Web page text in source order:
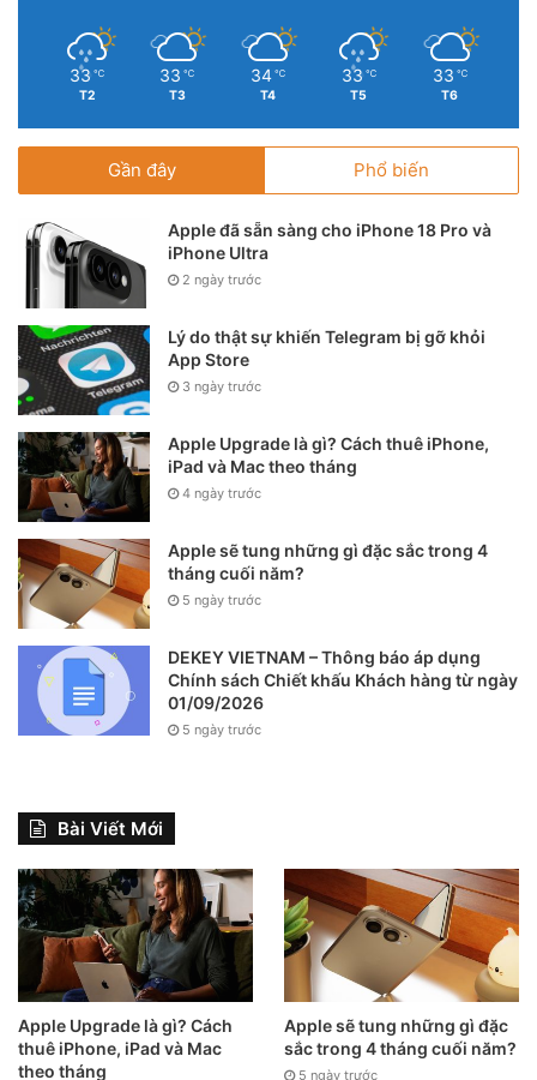
33 ℃
T2
33 ℃
T3
34 ℃
T4
33 ℃
T5
33 ℃
T6
Gần đây Phổ biến
Apple đã sẵn sàng cho iPhone 18 Pro và
iPhone Ultra
2 ngày trước
Lý do thật sự khiến Telegram bị gỡ khỏi
App Store
3 ngày trước
Apple Upgrade là gì? Cách thuê iPhone,
iPad và Mac theo tháng
4 ngày trước
Apple sẽ tung những gì đặc sắc trong 4
tháng cuối năm?
5 ngày trước
DEKEY VIETNAM – Thông báo áp dụng
Chính sách Chiết khấu Khách hàng từ ngày
01/09/2026
5 ngày trước
Bài Viết Mới
Apple Upgrade là gì? Cách
thuê iPhone, iPad và Mac
theo tháng
Apple sẽ tung những gì đặc
sắc trong 4 tháng cuối năm?
5 ngày trước